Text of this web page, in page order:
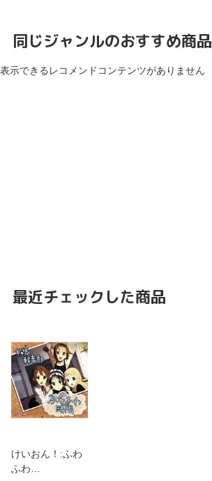
同じジャンルのおすすめ商品
表示できるレコメンドコンテンツがありません
最近チェックした商品
けいおん！:ふわ
ふわ…